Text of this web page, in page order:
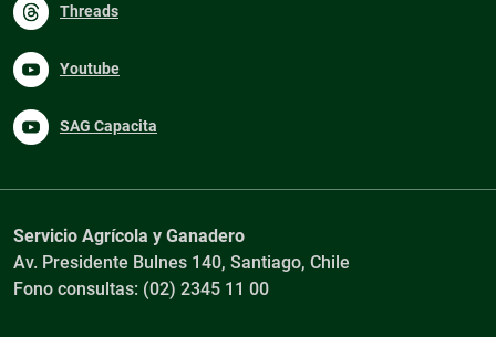
Threads
Youtube
SAG Capacita
Servicio Agrícola y Ganadero
Av. Presidente Bulnes 140, Santiago, Chile
Fono consultas: (02) 2345 11 00